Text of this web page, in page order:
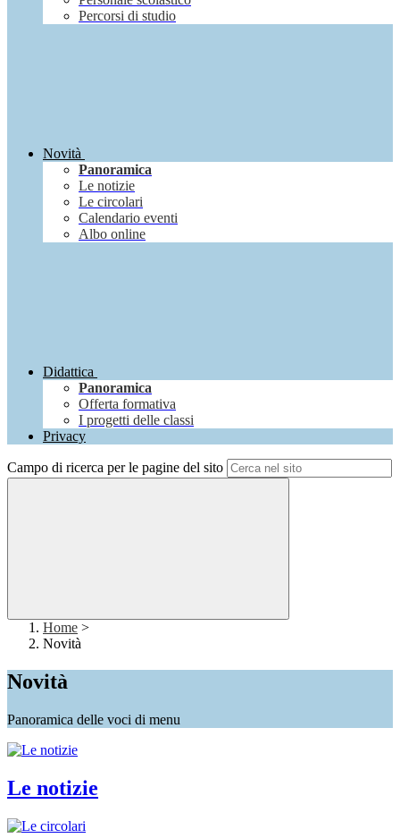
Percorsi di studio
Novità
Panoramica
Le notizie
Le circolari
Calendario eventi
Albo online
Didattica
Panoramica
Offerta formativa
I progetti delle classi
Privacy
Campo di ricerca per le pagine del sito
Home >
Novità
Novità
Panoramica delle voci di menu
Le notizie